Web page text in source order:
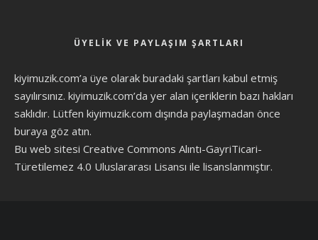
ÜYELIK VE PAYLAŞIM ŞARTLARI
kiyimuzik.com’a üye olarak buradaki şartları kabul etmiş
sayılırsınız. kiyimuzik.com’da yer alan içeriklerin bazı hakları
saklıdır. Lütfen kiyimuzik.com dışında paylaşmadan önce
buraya göz atın.
Bu web sitesi Creative Commons Alıntı-GayriTicari-
Türetilemez 4.0 Uluslararası Lisansı ile lisanslanmıştır.